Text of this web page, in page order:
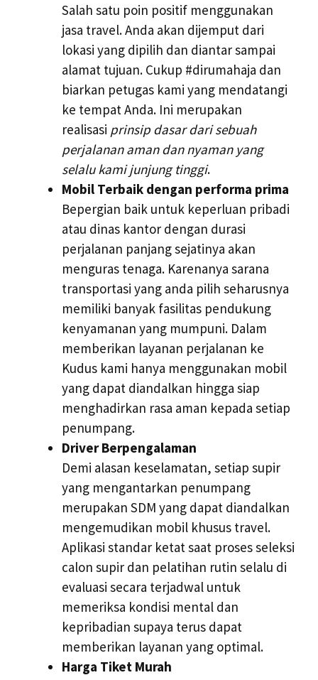
Salah satu poin positif menggunakan
jasa travel. Anda akan dijemput dari
lokasi yang dipilih dan diantar sampai
alamat tujuan. Cukup #dirumahaja dan
biarkan petugas kami yang mendatangi
ke tempat Anda. Ini merupakan
realisasi prinsip dasar dari sebuah
perjalanan aman dan nyaman yang
selalu kami junjung tinggi.
Mobil Terbaik dengan performa prima
Bepergian baik untuk keperluan pribadi
atau dinas kantor dengan durasi
perjalanan panjang sejatinya akan
menguras tenaga. Karenanya sarana
transportasi yang anda pilih seharusnya
memiliki banyak fasilitas pendukung
kenyamanan yang mumpuni. Dalam
memberikan layanan perjalanan ke
Kudus kami hanya menggunakan mobil
yang dapat diandalkan hingga siap
menghadirkan rasa aman kepada setiap
penumpang.
Driver Berpengalaman
Demi alasan keselamatan, setiap supir
yang mengantarkan penumpang
merupakan SDM yang dapat diandalkan
mengemudikan mobil khusus travel.
Aplikasi standar ketat saat proses seleksi
calon supir dan pelatihan rutin selalu di
evaluasi secara terjadwal untuk
memeriksa kondisi mental dan
kepribadian supaya terus dapat
memberikan layanan yang optimal.
Harga Tiket Murah